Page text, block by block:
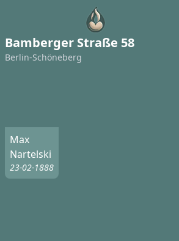
Bamberger Straße 58
Berlin-Schöneberg
Max
Nartelski
23-02-1888